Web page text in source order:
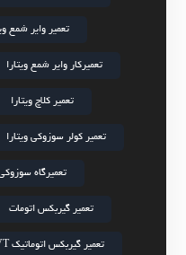
تعمیر وایر شمع
تعمیرکار وایر شمع ویتارا
تعمیر کلاچ ویتارا
تعمیر کولر سوزوکی ویتارا
تعمیرگاه
تعمیر گیربکس اتومات
تعمیر گیربکس اتوماتیک CVT